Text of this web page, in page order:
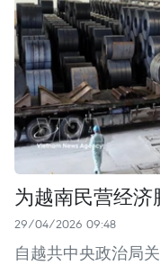
为越南民营经济
29/04/2026 09:48
自越共中央政治局